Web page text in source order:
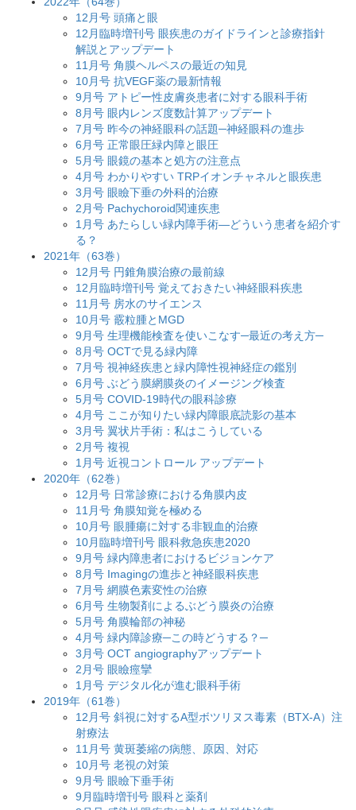
12月号 頭痛と眼
12月臨時増刊号 眼疾患のガイドラインと診療指針
解説とアップデート
11月号 角膜ヘルペスの最近の知見
10月号 抗VEGF薬の最新情報
9月号 アトピー性皮膚炎患者に対する眼科手術
8月号 眼内レンズ度数計算アップデート
7月号 昨今の神経眼科の話題─神経眼科の進歩
6月号 正常眼圧緑内障と眼圧
5月号 眼鏡の基本と処方の注意点
4月号 わかりやすい TRPイオンチャネルと眼疾患
3月号 眼瞼下垂の外科的治療
2月号 Pachychoroid関連疾患
1月号 あたらしい緑内障手術―どういう患者を紹介す
る？
2021年（63巻）
12月号 円錐角膜治療の最前線
12月臨時増刊号 覚えておきたい神経眼科疾患
11月号 房水のサイエンス
10月号 霰粒腫とMGD
9月号 生理機能検査を使いこなす─最近の考え方─
8月号 OCTで見る緑内障
7月号 視神経疾患と緑内障性視神経症の鑑別
6月号 ぶどう膜網膜炎のイメージング検査
5月号 COVID-19時代の眼科診療
4月号 ここが知りたい緑内障眼底読影の基本
3月号 翼状片手術：私はこうしている
2月号 複視
1月号 近視コントロール アップデート
2020年（62巻）
12月号 日常診療における角膜内皮
11月号 角膜知覚を極める
10月号 眼腫瘍に対する非観血的治療
10月臨時増刊号 眼科救急疾患2020
9月号 緑内障患者におけるビジョンケア
8月号 Imagingの進歩と神経眼科疾患
7月号 網膜色素変性の治療
6月号 生物製剤によるぶどう膜炎の治療
5月号 角膜輪部の神秘
4月号 緑内障診療─この時どうする？─
3月号 OCT angiographyアップデート
2月号 眼瞼痙攣
1月号 デジタル化が進む眼科手術
2019年（61巻）
12月号 斜視に対するA型ボツリヌス毒素（BTX-A）注
射療法
11月号 黄斑萎縮の病態、原因、対応
10月号 老視の対策
9月号 眼瞼下垂手術
9月臨時増刊号 眼科と薬剤